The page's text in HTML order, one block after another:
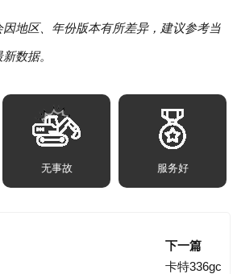
地区、年份版本有所差异，建议参考当
数据。
无事故 服务好
下一篇
卡特336gc